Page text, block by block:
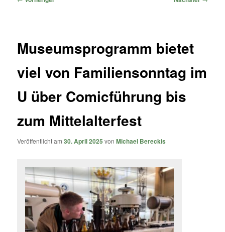
Museumsprogramm bietet
viel von Familiensonntag im
U über Comicführung bis
zum Mittelalterfest
Veröffentlicht am30. April 2025 vonMichael Bereckis